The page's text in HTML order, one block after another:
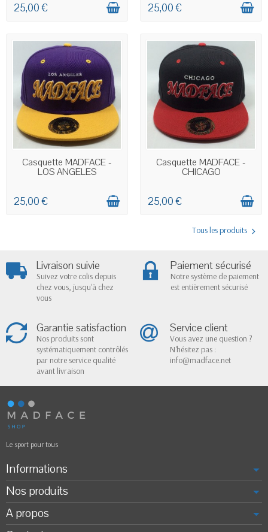
25,00 € 25,00 €
EN STOCK
Casquette MADFACE -
LOS ANGELES
25,00 €
EN STOCK
Casquette MADFACE -
CHICAGO
25,00 €
Tous les produits
Livraison suivie
Suivez votre colis depuis
chez vous, jusqu'à chez
vous
Paiement sécurisé
Notre système de paiement
est entièrement sécurisé
Garantie satisfaction
Nos produits sont
systématiquement contrôlés
par notre service qualité
avant livraison
Service client
Vous avez une question ?
N'hésitez pas :
info@madface.net
Le sport pour tous
Informations
Nos produits
A propos